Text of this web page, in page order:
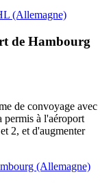
(Allemagne)
de Hambourg
de convoyage avec
à l'aéroport
2, et d'augmenter
(Allemagne)